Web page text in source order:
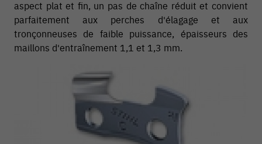
aspect plat et fin, un pas de chaîne réduit et convient
parfaitement aux perches d'élagage et aux
tronçonneuses de faible puissance, épaisseurs des
maillons d'entraînement 1,1 et 1,3 mm.